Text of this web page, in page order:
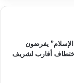
يفرضون
أقارب لشريف